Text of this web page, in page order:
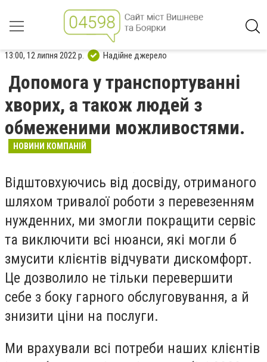
13:00, 12 липня 2022 р. Надійне джерело
Допомога у транспортуванні
хворих, а також людей з
обмеженими можливостями.
НОВИНИ КОМПАНІЙ
Відштовхуючись від досвіду, отриманого
шляхом тривалої роботи з перевезенням
нужденних, ми змогли покращити сервіс
та виключити всі нюанси, які могли б
змусити клієнтів відчувати дискомфорт.
Це дозволило не тільки перевершити
себе з боку гарного обслуговування, а й
знизити ціни на послуги.
Ми врахували всі потреби наших клієнтів